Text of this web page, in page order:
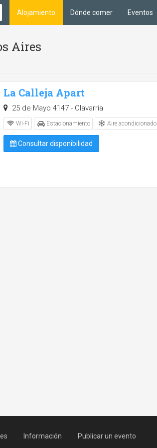
Alojamiento Dónde comer Eventos
Aires
La Calleja Apart
25 de Mayo 4147 - Olavarría
Wi-Fi Estacionamiento Aire acondicionado
Consultar disponibilidad
Información Publicar un evento